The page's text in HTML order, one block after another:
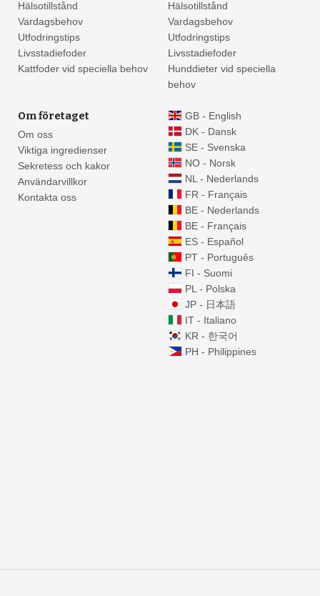
Hälsotillstånd
Vardagsbehov
Utfodringstips
Livsstadiefoder
Kattfoder vid speciella behov
Hälsotillstånd
Vardagsbehov
Utfodringstips
Livsstadiefoder
Hunddieter vid speciella
behov
Om företaget
Om oss
Viktiga ingredienser
Sekretess och kakor
Användarvillkor
Kontakta oss
GB - English
DK - Dansk
SE - Svenska
NO - Norsk
NL - Nederlands
FR - Français
BE - Nederlands
BE - Français
ES - Español
PT - Português
FI - Suomi
PL - Polska
JP - 日本語
IT - Italiano
KR - 한국어
PH - Philippines